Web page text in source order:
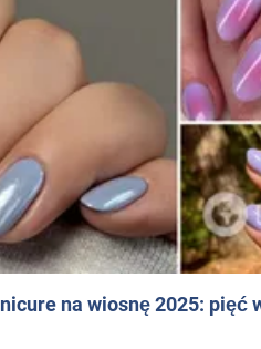
na wiosnę 2025: pięć